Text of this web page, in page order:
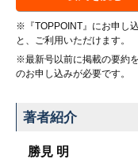
※『TOPPOINT』にお申し
と、ご利用いただけます。
※最新号以前に掲載の要約
のお申し込みが必要です。
著者紹介
勝見 明